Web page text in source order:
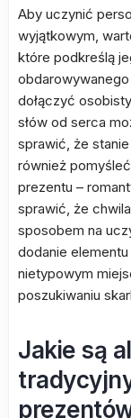
Aby uczynić
wyjątkowym,
które podkreślą
dołączyć
słów od serca
sprawić, że
również
prezentu –
sprawić, że
sposobem na
dodanie
nietypowym
poszukiwaniu
Jakie są